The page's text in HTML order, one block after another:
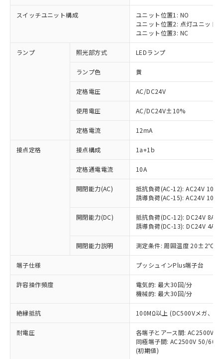
スイッチユニット構成
ユニット位置1: NO
ユニット位置2: 点灯ユニット
ユニット位置3: NC
ランプ 照光部方式 LEDランプ
ランプ色 黄
定格電圧 AC/DC24V
使用電圧 AC/DC24V±10%
定格電流 12mA
接点定格 接点構成 1a+1b
定格通電電流 10A
開閉能力(AC)
抵抗負荷(AC-12): AC24V 10A/
誘導負荷(AC-15): AC24V
開閉能力(DC)
抵抗負荷(DC-12): DC24V 8A/
誘導負荷(DC-13): DC24V 4A/
開閉能力説明 測定条件: 周囲温度 20±2℃、
端子仕様 プッシュインPlus端子台
許容操作頻度
電気的: 最大30回/分
機械的: 最大30回/分
絶縁抵抗 100MΩ以上 (DC500Vメガ、点
耐電圧
各端子とアース間: AC2500V
同極端子間: AC2500V 50/
(初期値)
ご利用条件
ご利用ください。
本サービスは、当社制御機器事業取扱
商品の当社在庫状況および標準価格
(税抜)を提供させていただくもので
当社制御機器事業取扱商品の中には、
本サービスの対象外となる商品もある
ことをご了承ください。
在庫状況および標準価格照会結果は、
対応済み：EU RoHS指令（10物質）の
非含有に対応した製品が提供可能な商品で
対応予定：EU RoHS指令（10物質）の非含
有に対応した製品に切り替える予定のある
対応予定なし：EU RoHS指令（10物質）の
非含有に非対応の商品で、対応品を出す予
定はありません。
調査・確認中：EU RoHS指令（10物質）の
非含有の対応状況を調査中または確認中の
害物質有無と関係のない商品です。
仕入先様の事情により、非含有部品として
いたものが、含有品と判明した場合などや
むを得ず変更することがあります。
※1 中国RoHS○×表
「○」：最大均質材料含有率が中国RoHSの
基準値以下であることを示します。
「×」：最大均質材料含有率が中国RoHSの
基準値を超えていることを示します。
「－」：未確認です。当社販売部門へお問
当社は、これら貴社製品のうち、外国
為替および外国貿易法に定める商品